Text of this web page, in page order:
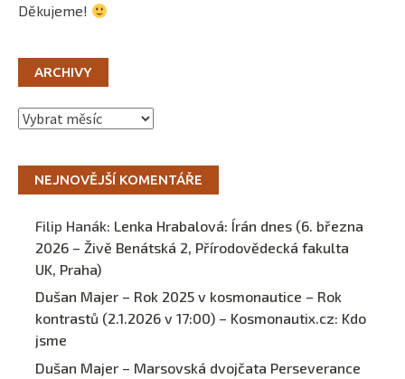
Děkujeme!
ARCHIVY
Archivy
NEJNOVĚJŠÍ KOMENTÁŘE
Filip Hanák: Lenka Hrabalová: Írán dnes (6. března
2026 – Živě Benátská 2, Přírodovědecká fakulta
UK, Praha)
Dušan Majer – Rok 2025 v kosmonautice – Rok
kontrastů (2.1.2026 v 17:00) – Kosmonautix.cz: Kdo
jsme
Dušan Majer – Marsovská dvojčata Perseverance